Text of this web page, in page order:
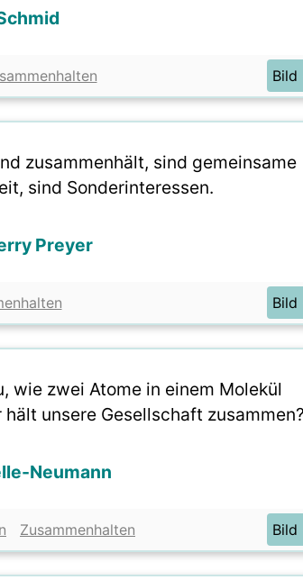
zusammenhält, sind gemeinsame
sind Sonderinteressen.
Preyer
wie zwei Atome in einem Molekül
unsere Gesellschaft zusammen?
Neumann
Zusammenhalten